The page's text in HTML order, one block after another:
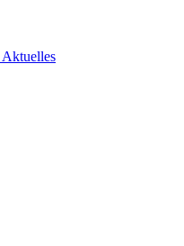
Aktuelles